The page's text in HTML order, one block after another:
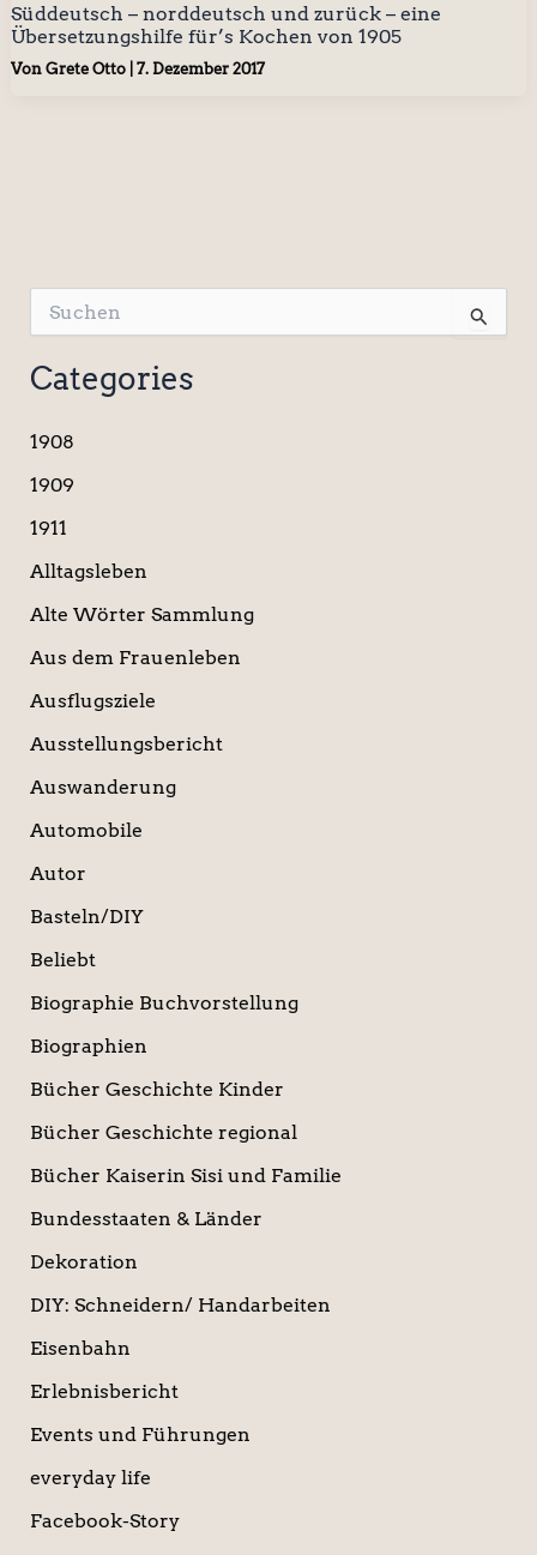
Süddeutsch – norddeutsch und zurück – eine
Übersetzungshilfe für’s Kochen von 1905
Von Grete Otto 7. Dezember 2017
u
c
h
n
a
h
Categories
1908
1909
1911
Alltagsleben
Alte Wörter Sammlung
Aus dem Frauenleben
Ausflugsziele
Ausstellungsbericht
Auswanderung
Automobile
Autor
Basteln/DIY
Beliebt
Biographie Buchvorstellung
Biographien
Bücher Geschichte Kinder
Bücher Geschichte regional
Bücher Kaiserin Sisi und Familie
Bundesstaaten & Länder
Dekoration
DIY: Schneidern/ Handarbeiten
Eisenbahn
Erlebnisbericht
Events und Führungen
everyday life
Facebook-Story